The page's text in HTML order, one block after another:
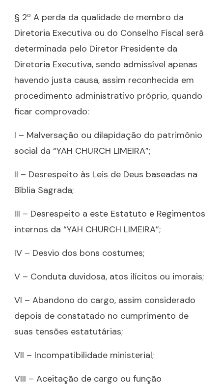
§ 2º A perda da qualidade de membro da
Diretoria Executiva ou do Conselho Fiscal será
determinada pelo Diretor Presidente da
Diretoria Executiva, sendo admissível apenas
havendo justa causa, assim reconhecida em
procedimento administrativo próprio, quando
ficar comprovado:
I – Malversação ou dilapidação do patrimônio
social da “YAH CHURCH LIMEIRA”;
II – Desrespeito às Leis de Deus baseadas na
Bíblia Sagrada;
III – Desrespeito a este Estatuto e Regimentos
internos da “YAH CHURCH LIMEIRA”;
IV – Desvio dos bons costumes;
V – Conduta duvidosa, atos ilícitos ou imorais;
VI – Abandono do cargo, assim considerado
depois de constatado no cumprimento de
suas tensões estatutárias;
VII – Incompatibilidade ministerial;
VIII – Aceitação de cargo ou função